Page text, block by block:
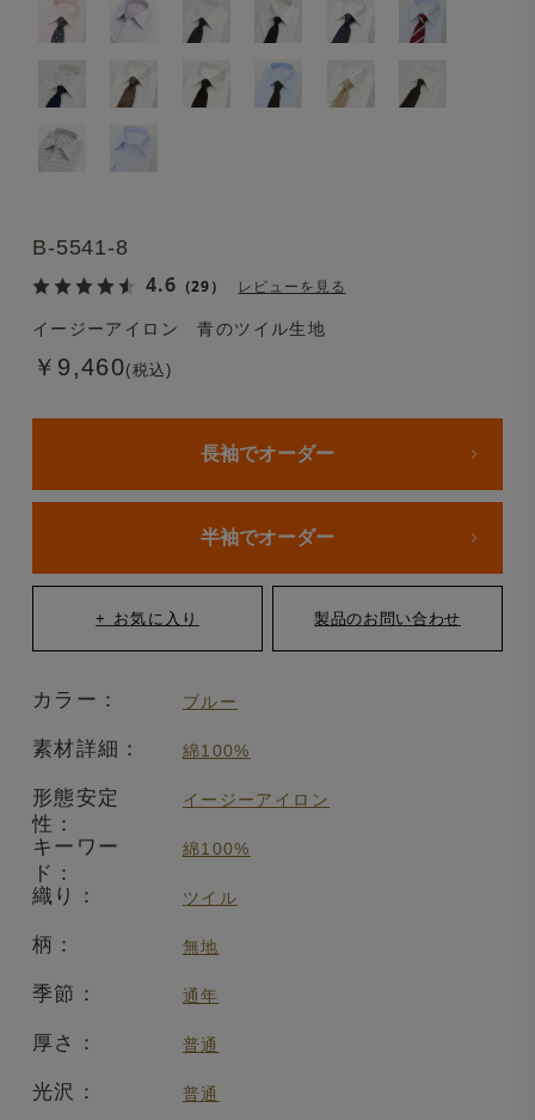
B-5541-8
4.6 （29） レビューを見る
イージーアイロン 青のツイル生地
￥9,460(税込)
長袖でオーダー
半袖でオーダー
カラー： ブルー
素材詳細： 綿100%
形態安定
性：
イージーアイロン
キーワー
ド：
綿100%
織り： ツイル
柄： 無地
季節： 通年
厚さ： 普通
光沢： 普通